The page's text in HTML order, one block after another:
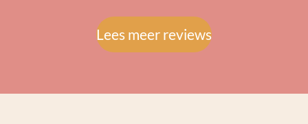
Lees meer reviews